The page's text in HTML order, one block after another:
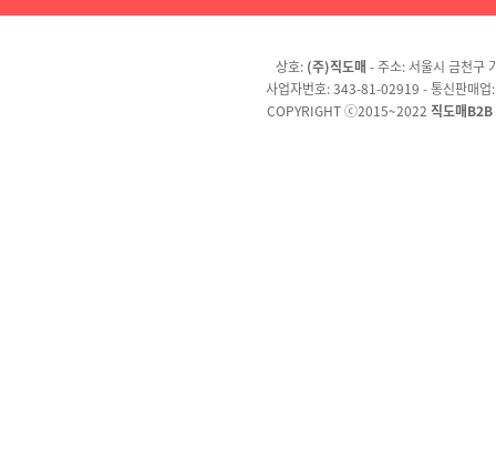
상호: (주)직도매 - 주소: 서울시 금천구
사업자번호: 343-81-02919 - 통신판매
COPYRIGHT ⓒ2015~2022 직도매B2B